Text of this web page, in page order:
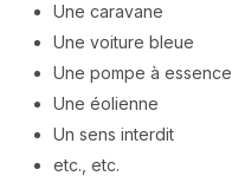
Une caravane
Une voiture bleue
Une pompe à essence
Une éolienne
Un sens interdit
etc., etc.